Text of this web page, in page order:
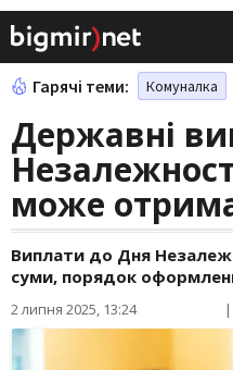
Гарячі теми: Комуналка
Державні
може
Виплати до Дня
суми, порядок
2 липня 2025, 13:24 |